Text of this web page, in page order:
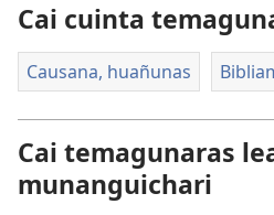
Cai cuinta
Causana, huañunas
Cai temagunaras
munanguichari